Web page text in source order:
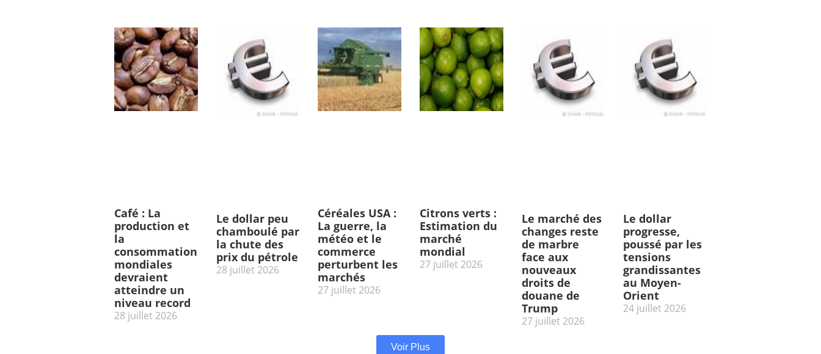
Café : La
production et
la
consommation
mondiales
devraient
atteindre un
niveau record
28 juillet 2026
Le dollar peu
chamboulé par
la chute des
prix du pétrole
28 juillet 2026
Céréales USA :
La guerre, la
météo et le
commerce
perturbent les
marchés
27 juillet 2026
Citrons verts :
Estimation du
marché
mondial
27 juillet 2026
Le marché des
changes reste
de marbre
face aux
nouveaux
droits de
douane de
Trump
27 juillet 2026
Le dollar
progresse,
poussé par les
tensions
grandissantes
au Moyen-
Orient
24 juillet 2026
Voir Plus